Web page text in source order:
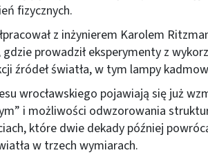
fizycznych.
z inżynierem Karolem
gdzie prowadził eksperymenty z
źródeł światła, w tym lampy
wrocławskiego pojawiają się już
i możliwości odwzorowania
które dwie dekady później
w trzech wymiarach.